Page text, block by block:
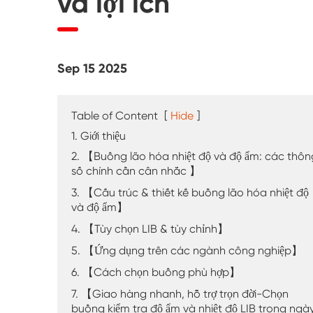
Máy kiểm tra thời tiết UV
Buồng thử mưa
Buồng đi bộ
Buồng thử nghiệm đặc biệt
Thiết bị kiểm tra IP
Sep 15 2025
Table of Content [ Hide ]
1. Giới thiệu
2. 【Buồng lão hóa nhiệt độ và độ ẩm: các
số chính cần cân nhắc 】
3. 【Cấu trúc & thiết kế buồng lão hóa nhiệt độ
và độ ẩm】
4. 【Tùy chọn LIB & tùy chỉnh】
5. 【Ứng dụng trên các ngành công nghiệp】
6. 【Cách chọn buồng phù hợp】
7. 【Giao hàng nhanh, hỗ trợ trọn đời-Chọn
buồng kiểm tra độ ẩm và nhiệt độ LIB trong